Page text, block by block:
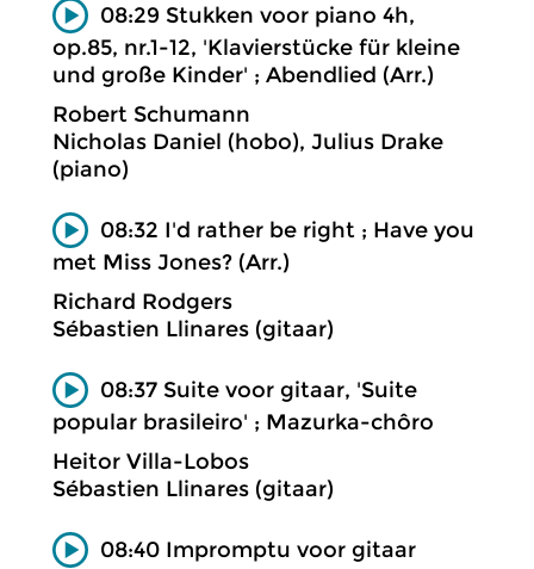
08:29 Stukken voor piano 4h,
op.85, nr.1-12, 'Klavierstücke für kleine
und große Kinder' ; Abendlied (Arr.)
Robert Schumann
Nicholas Daniel (hobo), Julius Drake
(piano)
08:32 I'd rather be right ; Have you
met Miss Jones? (Arr.)
Richard Rodgers
Sébastien Llinares (gitaar)
08:37 Suite voor gitaar, 'Suite
popular brasileiro' ; Mazurka-chôro
Heitor Villa-Lobos
Sébastien Llinares (gitaar)
08:40 Impromptu voor gitaar